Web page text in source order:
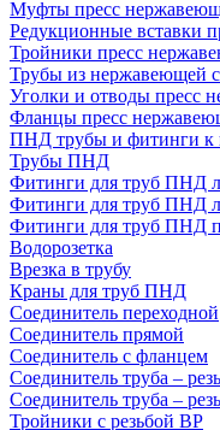
Муфты пресс
Редукционные вставки
Тройники пресс
Трубы из нержавеющей
Уголки и отводы пресс
Фланцы пресс
ПНД трубы и фитинги к
Трубы ПНД
Фитинги для труб ПНД
Фитинги для труб ПНД
Фитинги для труб ПНД
Водорозетка
Врезка в трубу
Краны для труб ПНД
Соединитель переходной
Соединитель прямой
Соединитель с фланцем
Соединитель труба –
Соединитель труба –
Тройники с резьбой ВР